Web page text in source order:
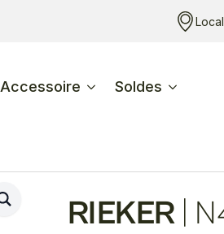
Accessoire Soldes
RIEKER